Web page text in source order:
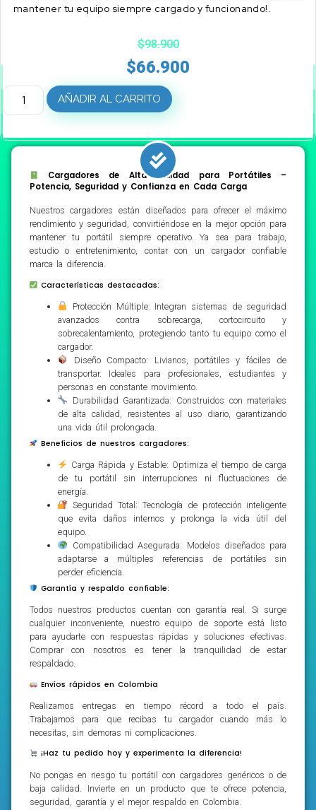
mantener tu equipo siempre cargado y funcionando!.
$98.900
$66.900
AÑADIR AL CARRITO
Cargadores de Alta Calidad para Portátiles –
Potencia, Seguridad y Confianza en Cada Carga
Nuestros cargadores están diseñados para ofrecer el máximo
rendimiento y seguridad, convirtiéndose en la mejor opción para
mantener tu portátil siempre operativo. Ya sea para trabajo,
estudio o entretenimiento, contar con un cargador confiable
marca la diferencia.
Características destacadas:
Protección Múltiple: Integran sistemas de seguridad
avanzados contra sobrecarga, cortocircuito y
sobrecalentamiento, protegiendo tanto tu equipo como el
cargador.
Diseño Compacto: Livianos, portátiles y fáciles de
transportar. Ideales para profesionales, estudiantes y
personas en constante movimiento.
Durabilidad Garantizada: Construidos con materiales
de alta calidad, resistentes al uso diario, garantizando
una vida útil prolongada.
Beneficios de nuestros cargadores:
Carga Rápida y Estable: Optimiza el tiempo de carga
de tu portátil sin interrupciones ni fluctuaciones de
energía.
Seguridad Total: Tecnología de protección inteligente
que evita daños internos y prolonga la vida útil del
equipo.
Compatibilidad Asegurada: Modelos diseñados para
adaptarse a múltiples referencias de portátiles sin
perder eficiencia.
Garantía y respaldo confiable:
Todos nuestros productos cuentan con garantía real. Si surge
cualquier inconveniente, nuestro equipo de soporte está listo
para ayudarte con respuestas rápidas y soluciones efectivas.
Comprar con nosotros es tener la tranquilidad de estar
respaldado.
Envíos rápidos en Colombia
Realizamos entregas en tiempo récord a todo el país.
Trabajamos para que recibas tu cargador cuando más lo
necesitas, sin demoras ni complicaciones.
¡Haz tu pedido hoy y experimenta la diferencia!
No pongas en riesgo tu portátil con cargadores genéricos o de
baja calidad. Invierte en un producto que te ofrece potencia,
seguridad, garantía y el mejor respaldo en Colombia.